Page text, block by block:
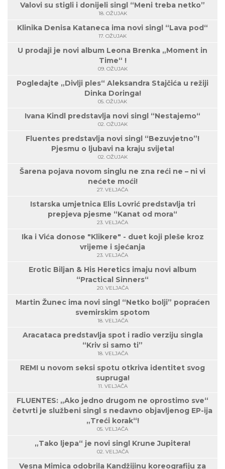
Valovi su stigli i donijeli singl “Meni treba netko”
18. OŽUJAK
Klinika Denisa Kataneca ima novi singl “Lava pod“
17. OŽUJAK
U prodaji je novi album Leona Brenka „Moment in
Time“ !
09. OŽUJAK
Pogledajte „Divlji ples“ Aleksandra Stajčića u režiji
Dinka Doringa!
05. OŽUJAK
Ivana Kindl predstavlja novi singl “Nestajemo“
02. OŽUJAK
Fluentes predstavlja novi singl “Bezuvjetno”!
Pjesmu o ljubavi na kraju svijeta!
02. OŽUJAK
Šarena pojava novom singlu ne zna reći ne – ni vi
nećete moći!
27. VELJAČA
Istarska umjetnica Elis Lovrić predstavlja tri
prepjeva pjesme “Kanat od mora“
23. VELJAČA
Ika i Vića donose "Klikere" - duet koji pleše kroz
vrijeme i sjećanja
23. VELJAČA
Erotic Biljan & His Heretics imaju novi album
“Practical Sinners“
20. VELJAČA
Martin Žunec ima novi singl “Netko bolji” popraćen
svemirskim spotom
18. VELJAČA
Aracataca predstavlja spot i radio verziju singla
“Kriv si samo ti”
18. VELJAČA
REMI u novom seksi spotu otkriva identitet svog
supruga!
11. VELJAČA
FLUENTES: „Ako jedno drugom ne oprostimo sve“
četvrti je službeni singl s nedavno objavljenog EP-ija
„Treći korak“!
05. VELJAČA
„Tako ljepa“ je novi singl Krune Jupitera!
02. VELJAČA
Vesna Mimica odobrila Kandžijinu koreografiju za